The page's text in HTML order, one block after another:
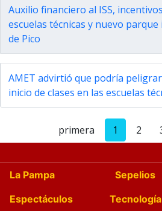
Auxilio financiero al ISS,
escuelas técnicas y nuevo
de Pico
AMET advirtió que podría
inicio de clases en las escuelas
primera 1 2
La Pampa Sepelios
Espectáculos
Tecnología